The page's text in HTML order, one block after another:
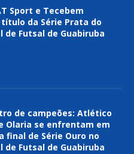
Sport e Tecebem
da Série Prata do
de Futsal de Guabiruba
de campeões: Atlético
Olaria se enfrentam em
final de Série Ouro no
de Futsal de Guabiruba